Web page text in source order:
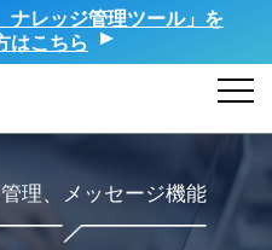
ナレッジ管理ツール」を
はこちら
理、メッセージ機能